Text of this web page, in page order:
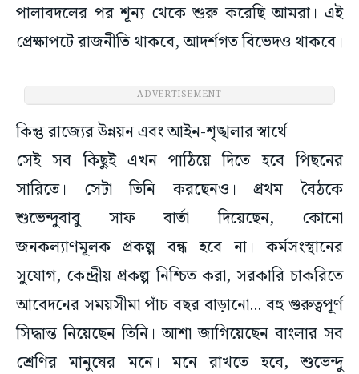
পালাবদলের পর শূন্য থেকে শুরু করেছি আমরা। এই
প্রেক্ষাপটে রাজনীতি থাকবে, আদর্শগত বিভেদও থাকবে।
কিন্তু রাজ্যের উন্নয়ন এবং আইন-শৃঙ্খলার স্বার্থে
সেই সব কিছুই এখন পাঠিয়ে দিতে হবে পিছনের
সারিতে। সেটা তিনি করছেনও। প্রথম বৈঠকে
শুভেন্দুবাবু সাফ বার্তা দিয়েছেন, কোনো
জনকল্যাণমূলক প্রকল্প বন্ধ হবে না। কর্মসংস্থানের
সুযোগ, কেন্দ্রীয় প্রকল্প নিশ্চিত করা, সরকারি চাকরিতে
আবেদনের সময়সীমা পাঁচ বছর বাড়ানো... বহু গুরুত্বপূর্ণ
সিদ্ধান্ত নিয়েছেন তিনি। আশা জাগিয়েছেন বাংলার সব
শ্রেণির মানুষের মনে। মনে রাখতে হবে, শুভেন্দু
অধিকারী এ রাজ্যের প্রত্যেক নাগরিকের মুখ্যমন্ত্রী। যতটা